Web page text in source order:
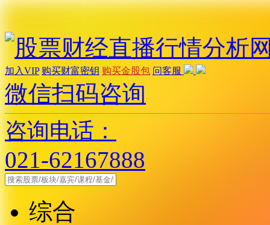
加入VIP 购买财富密钥 购买金股包 问客服
微信扫码咨询
咨询电话：
021-62167888
综合